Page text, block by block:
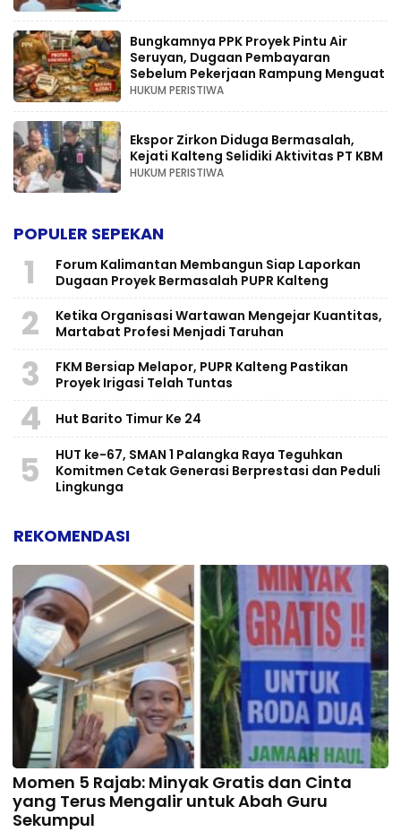
Bungkamnya PPK Proyek Pintu Air
Seruyan, Dugaan Pembayaran
Sebelum Pekerjaan Rampung Menguat
HUKUM PERISTIWA
Ekspor Zirkon Diduga Bermasalah,
Kejati Kalteng Selidiki Aktivitas PT KBM
HUKUM PERISTIWA
POPULER SEPEKAN
1
Forum Kalimantan Membangun Siap Laporkan
Dugaan Proyek Bermasalah PUPR Kalteng
2
Ketika Organisasi Wartawan Mengejar Kuantitas,
Martabat Profesi Menjadi Taruhan
3
FKM Bersiap Melapor, PUPR Kalteng Pastikan
Proyek Irigasi Telah Tuntas
4 Hut Barito Timur Ke 24
5
HUT ke-67, SMAN 1 Palangka Raya Teguhkan
Komitmen Cetak Generasi Berprestasi dan Peduli
Lingkunga
REKOMENDASI
Momen 5 Rajab: Minyak Gratis dan Cinta
yang Terus Mengalir untuk Abah Guru
Sekumpul